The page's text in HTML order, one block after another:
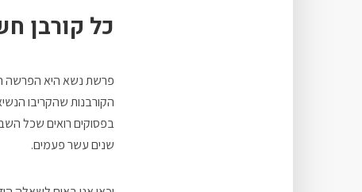
כל קורבן
פרשת נשא היא הפרשה
הקורבנות שהקריבו
בפסוקים רואים שכל
שנים עשר פעמים.